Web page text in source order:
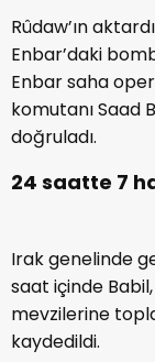
Rûdaw’ın
Enbar’daki
Enbar saha
komutanı Saad
doğruladı.
24 saatte 7
Irak genelinde
saat içinde
mevzilerine
kaydedildi.